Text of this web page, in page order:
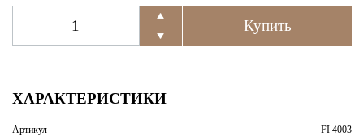
ХАРАКТЕРИСТИКИ
Артикул
FI 4003